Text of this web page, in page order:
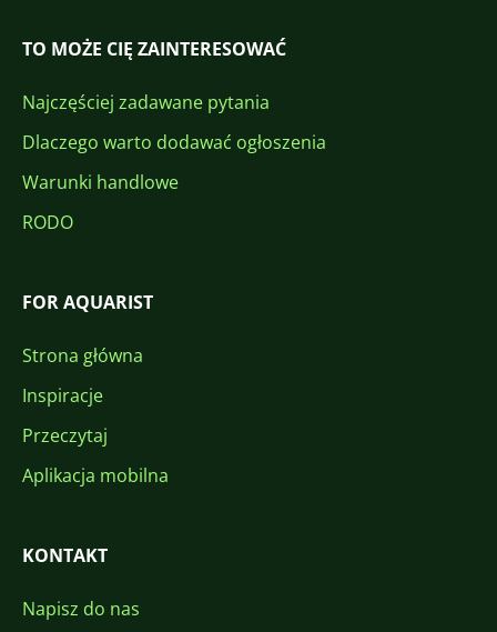
TO MOŻE CIĘ ZAINTERESOWAĆ
Najczęściej zadawane pytania
Dlaczego warto dodawać ogłoszenia
Warunki handlowe
RODO
FOR AQUARIST
Strona główna
Inspiracje
Przeczytaj
Aplikacja mobilna
KONTAKT
Napisz do nas